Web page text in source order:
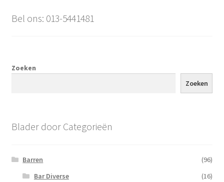
Bel ons: 013-5441481
Zoeken
Zoeken
Blader door Categorieën
Barren
(96)
Bar Diverse
(16)